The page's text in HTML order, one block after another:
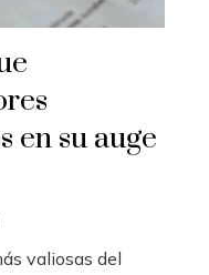
en su auge
valiosas del